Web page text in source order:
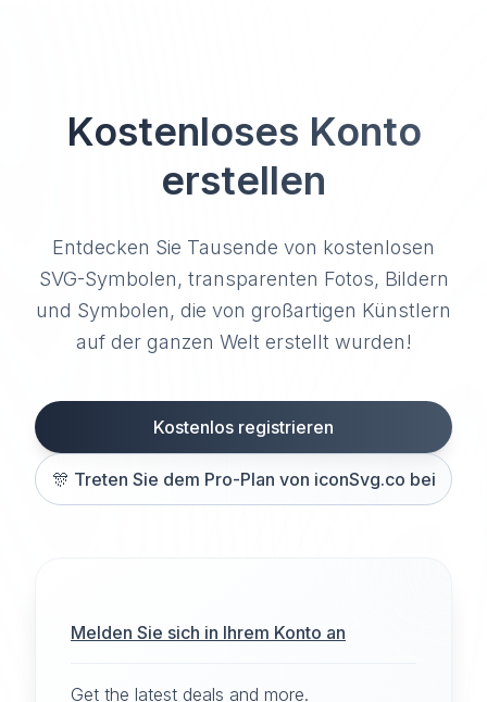
Kostenloses Konto
erstellen
Entdecken Sie Tausende von kostenlosen
SVG-Symbolen, transparenten Fotos, Bildern
und Symbolen, die von großartigen Künstlern
auf der ganzen Welt erstellt wurden!
Kostenlos registrieren
🎊 Treten Sie dem Pro-Plan von iconSvg.co bei
Melden Sie sich in Ihrem Konto an
Get the latest deals and more.